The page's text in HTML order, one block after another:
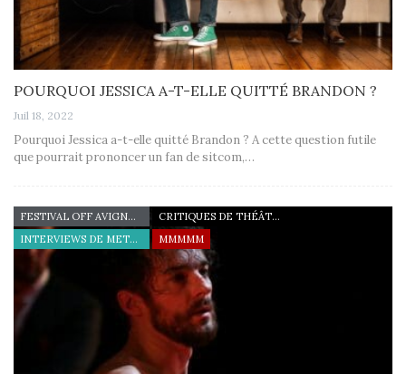
POURQUOI JESSICA A-T-ELLE QUITTÉ BRANDON ?
Juil 18, 2022
Pourquoi Jessica a-t-elle quitté Brandon ? A cette question futile
que pourrait prononcer un fan de sitcom,…
FESTIVAL OFF AVIGNON 22
CRITIQUES DE THÉÂTRE
INTERVIEWS DE METTEURS EN SCÈNE
MMMMM